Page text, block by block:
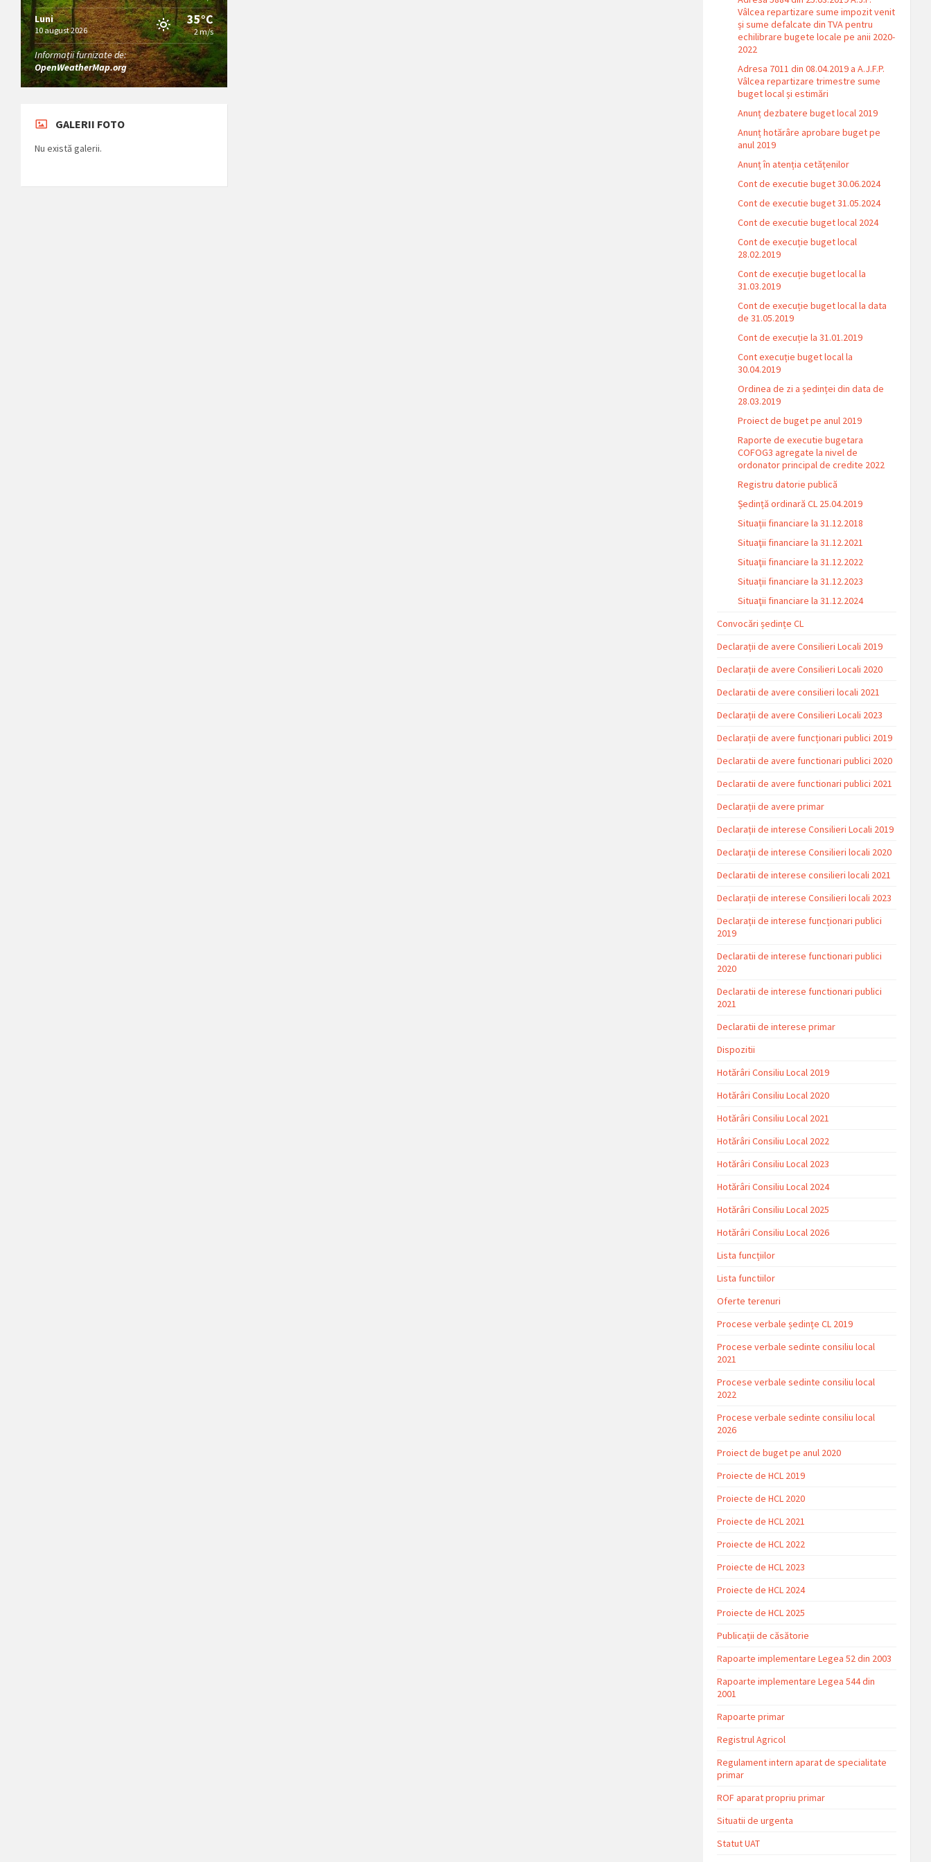
Luni
10 august 2026
35°C
2 m/s
Informații furnizate de:
OpenWeatherMap.org
GALERII FOTO
Nu există galerii.
Vâlcea repartizare sume impozit venit
și sume defalcate din TVA pentru
echilibrare bugete locale pe anii 2020-
2022
Adresa 7011 din 08.04.2019 a A.J.F.P.
Vâlcea repartizare trimestre sume
buget local și estimări
Anunț dezbatere buget local 2019
Anunț hotărâre aprobare buget pe
anul 2019
Anunț în atenția cetățenilor
Cont de executie buget 30.06.2024
Cont de executie buget 31.05.2024
Cont de executie buget local 2024
Cont de execuție buget local
28.02.2019
Cont de execuție buget local la
31.03.2019
Cont de execuție buget local la data
de 31.05.2019
Cont de execuție la 31.01.2019
Cont execuție buget local la
30.04.2019
Ordinea de zi a ședinței din data de
28.03.2019
Proiect de buget pe anul 2019
Raporte de executie bugetara
COFOG3 agregate la nivel de
ordonator principal de credite 2022
Registru datorie publică
Ședință ordinară CL 25.04.2019
Situații financiare la 31.12.2018
Situaţii financiare la 31.12.2021
Situaţii financiare la 31.12.2022
Situații financiare la 31.12.2023
Situaţii financiare la 31.12.2024
Convocări ședințe CL
Declarații de avere Consilieri Locali 2019
Declarații de avere Consilieri Locali 2020
Declaratii de avere consilieri locali 2021
Declarații de avere Consilieri Locali 2023
Declarații de avere funcționari publici 2019
Declaratii de avere functionari publici 2020
Declaratii de avere functionari publici 2021
Declarații de avere primar
Declarații de interese Consilieri Locali 2019
Declarații de interese Consilieri locali 2020
Declaratii de interese consilieri locali 2021
Declarații de interese Consilieri locali 2023
Declarații de interese funcționari publici
2019
Declaratii de interese functionari publici
2020
Declaratii de interese functionari publici
2021
Declaratii de interese primar
Dispozitii
Hotărâri Consiliu Local 2019
Hotărâri Consiliu Local 2020
Hotărâri Consiliu Local 2021
Hotărâri Consiliu Local 2022
Hotărâri Consiliu Local 2023
Hotărâri Consiliu Local 2024
Hotărâri Consiliu Local 2025
Hotărâri Consiliu Local 2026
Lista funcțiilor
Lista functiilor
Oferte terenuri
Procese verbale ședințe CL 2019
Procese verbale sedinte consiliu local
2021
Procese verbale sedinte consiliu local
2022
Procese verbale sedinte consiliu local
2026
Proiect de buget pe anul 2020
Proiecte de HCL 2019
Proiecte de HCL 2020
Proiecte de HCL 2021
Proiecte de HCL 2022
Proiecte de HCL 2023
Proiecte de HCL 2024
Proiecte de HCL 2025
Publicații de căsătorie
Rapoarte implementare Legea 52 din 2003
Rapoarte implementare Legea 544 din
2001
Rapoarte primar
Registrul Agricol
Regulament intern aparat de specialitate
primar
ROF aparat propriu primar
Situatii de urgenta
Statut UAT